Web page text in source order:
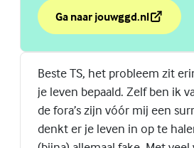
Ga naar jouwggd.nl
over Te veel op je telefoon?
(Externe link)
Beste TS, het probleem zit
je leven bepaald. Zelf ben ik
de fora’s zijn vóór mij een
denkt er je leven in op te